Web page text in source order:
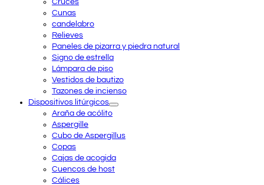
Cunas
candelabro
Relieves
Paneles de pizarra y piedra natural
Signo de estrella
Lámpara de piso
Vestidos de bautizo
Tazones de incienso
Dispositivos litúrgicos
Araña de acólito
Aspergille
Cubo de Aspergillus
Copas
Cajas de acogida
Cuencos de host
Cálices